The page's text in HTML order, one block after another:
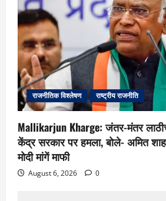
राजनीतिक विश्लेषण राष्ट्रीय राजनीति
Mallikarjun Kharge: जंतर-मंतर
केंद्र सरकार पर हमला, बोले- अमित
मोदी मांगें माफी
August 6, 2026 0